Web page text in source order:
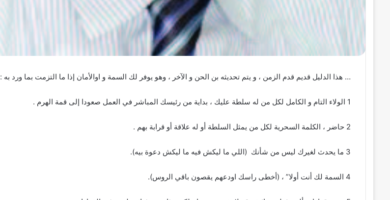
… هذا الدليل قديم قدم الزمن ، و يتم تحديثه بن الحن و الآخر ، وهو يوفر لك السمة و اوالأمان إذا ما التزمت بما ورد به :
1 الولاء التام و الكامل لكل من له سلطة عليك ، بداية من رئيسك المباشر في العمل صعودا إلى قمة الهرم .
2 حاضر ، الكلمة السحرية لكل من يمثل السلطة أو له علاقة أو قرابة بهم .
3 ما يحدث لغيرك ليس من شأنك (اللي ما ليكش فيه ما ليكش دعوة بيه).
4 السمة لك أنت أولا” ، (أخطى راسك اودعهم يقصون باقي الروس).